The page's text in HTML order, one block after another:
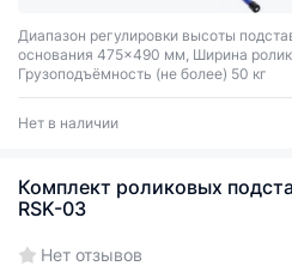
Диапазон регулировки высоты
основания 475×490 мм, Ширина
Грузоподъёмность (не более) 50 кг
Нет в наличии
Комплект роликовых
RSK-03
Нет отзывов